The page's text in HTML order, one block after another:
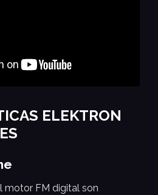
ELEKTRON
motor FM digital son